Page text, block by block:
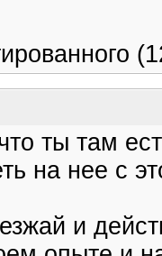
ты там
на нее с
и